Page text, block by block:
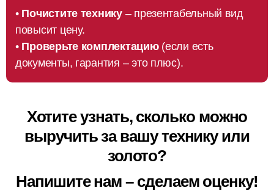
• Почистите технику– презентабельный вид
повысит цену.
• Проверьте комплектацию(если есть
документы, гарантия – это плюс).
Хотите узнать, сколько можно
выручить за вашу технику или
золото?
Напишите нам – сделаем оценку!